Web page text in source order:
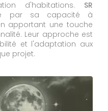
d'habitations. SR
par sa capacité à
apportant une touche
Leur approche est
et l'adaptation aux
projet.